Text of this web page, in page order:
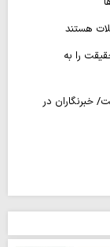
هستند
را به
خبرنگاران در